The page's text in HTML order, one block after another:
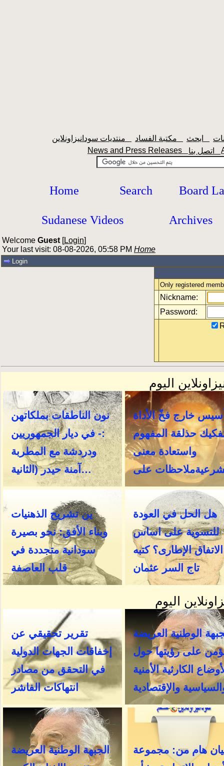
News and Press Releases
Home Search Board
Sudanese Videos Archives
Welcome Guest [Login]
Your last visit: 08-08-2026, 05:58 PM Home
Login
Only registered
Nickname:
Password: